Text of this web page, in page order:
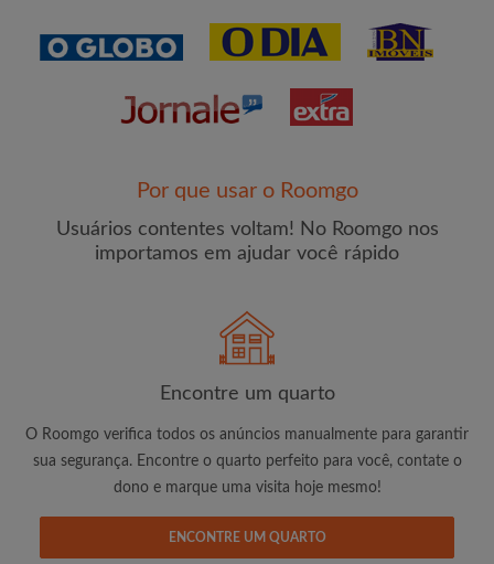
Li, entendi e concordo com os
Termos e Condições de
uso e com a Política de Privadicade
CRIAR PERFIL
Por que usar o Roomgo
Usuários contentes voltam! No Roomgo nos
importamos em ajudar você rápido
Encontre um quarto
O Roomgo verifica todos os anúncios manualmente para garantir
sua segurança. Encontre o quarto perfeito para você, contate o
dono e marque uma visita hoje mesmo!
ENCONTRE UM QUARTO